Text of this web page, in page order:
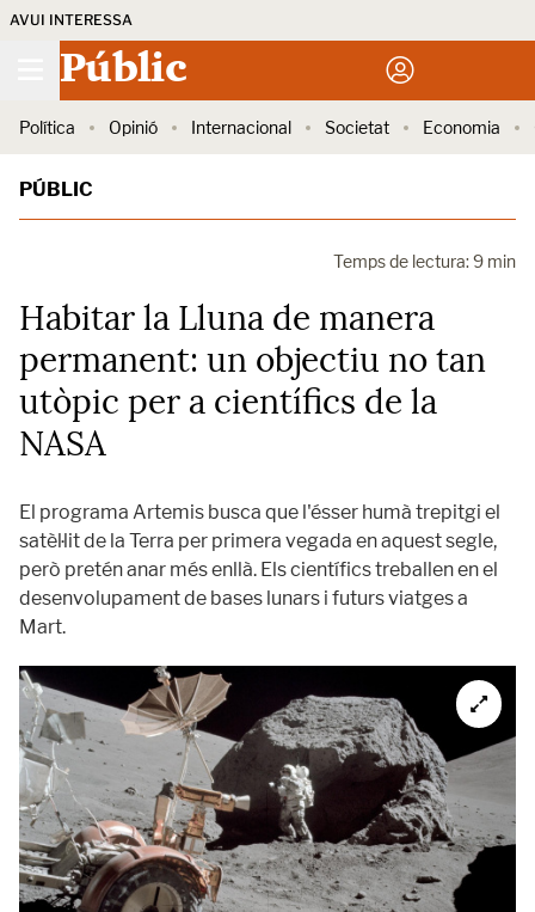
AVUI INTERESSA
Públic
Política Opinió Internacional Societat Economia
PÚBLIC
Temps de lectura: 9 min
Habitar la Lluna de manera
permanent: un objectiu no tan
utòpic per a científics de la
NASA
El programa Artemis busca que l'ésser humà trepitgi el
satèl·lit de la Terra per primera vegada en aquest segle,
però pretén anar més enllà. Els científics treballen en el
desenvolupament de bases lunars i futurs viatges a
Mart.